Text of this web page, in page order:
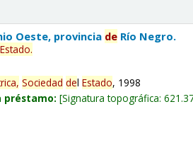
Oeste, provincia de Río Negro.
Estado.
Sociedad delEstado, 1998
préstamo: Signatura topográfica: